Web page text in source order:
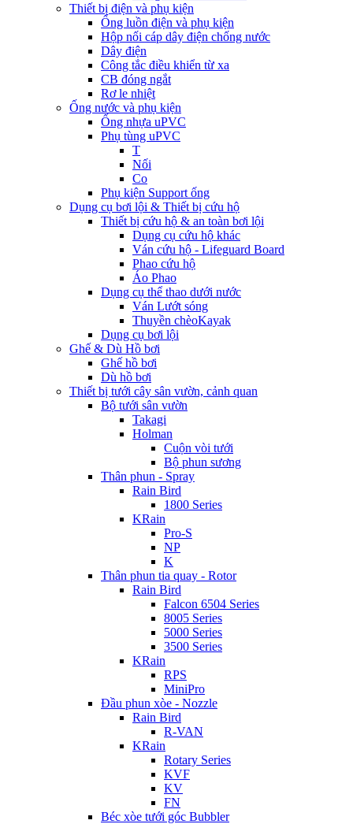
Thiết bị điện và phụ kiện
Ống luồn điện và phụ kiện
Hộp nối cáp dây điện chống nước
Dây điện
Công tắc điều khiển từ xa
CB đóng ngắt
Rơ le nhiệt
Ống nước và phụ kiện
Ống nhựa uPVC
Phụ tùng uPVC
T
Nối
Co
Phụ kiện Support ống
Dụng cụ bơi lội & Thiết bị cứu hộ
Thiết bị cứu hộ & an toàn bơi lội
Dụng cụ cứu hộ khác
Ván cứu hộ - Lifeguard Board
Phao cứu hộ
Áo Phao
Dụng cụ thể thao dưới nước
Ván Lướt sóng
Thuyền chèoKayak
Dụng cụ bơi lội
Ghế & Dù Hồ bơi
Ghế hồ bơi
Dù hồ bơi
Thiết bị tưới cây sân vườn, cảnh quan
Bộ tưới sân vườn
Takagi
Holman
Cuộn vòi tưới
Bộ phun sương
Thân phun - Spray
Rain Bird
1800 Series
KRain
Pro-S
NP
K
Thân phun tia quay - Rotor
Rain Bird
Falcon 6504 Series
8005 Series
5000 Series
3500 Series
KRain
RPS
MiniPro
Đầu phun xòe - Nozzle
Rain Bird
R-VAN
KRain
Rotary Series
KVF
KV
FN
Béc xòe tưới góc Bubbler